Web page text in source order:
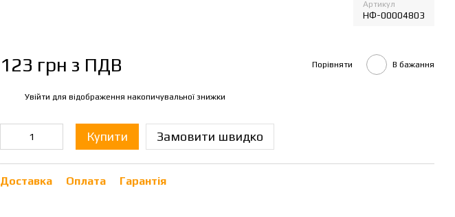
Артикул
НФ-00004803
123 грн з ПДВ Порівняти В бажання
Увійти для відображення накопичувальної знижки
Купити Замовити швидко
Доставка Оплата Гарантія